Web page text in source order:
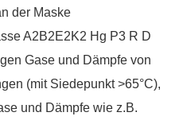
der Maske
A2B2E2K2 Hg P3 R D
Gase und Dämpfe von
(mit Siedepunkt >65°C),
und Dämpfe wie z.B.